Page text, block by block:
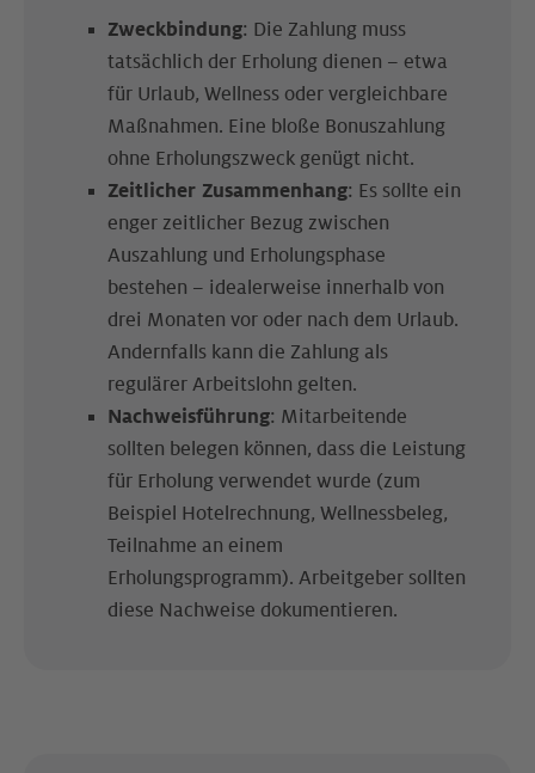
Zweckbindung: Die Zahlung muss
tatsächlich der Erholung dienen – etwa
für Urlaub, Wellness oder vergleichbare
Maßnahmen. Eine bloße Bonuszahlung
ohne Erholungszweck genügt nicht.
Zeitlicher Zusammenhang: Es sollte ein
enger zeitlicher Bezug zwischen
Auszahlung und Erholungsphase
bestehen – idealerweise innerhalb von
drei Monaten vor oder nach dem Urlaub.
Andernfalls kann die Zahlung als
regulärer Arbeitslohn gelten.
Nachweisführung: Mitarbeitende
sollten belegen können, dass die Leistung
für Erholung verwendet wurde (zum
Beispiel Hotelrechnung, Wellnessbeleg,
Teilnahme an einem
Erholungsprogramm). Arbeitgeber sollten
diese Nachweise dokumentieren.